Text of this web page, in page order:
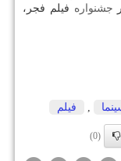
جشنواره فیلم فجر،
فیلم
(0)